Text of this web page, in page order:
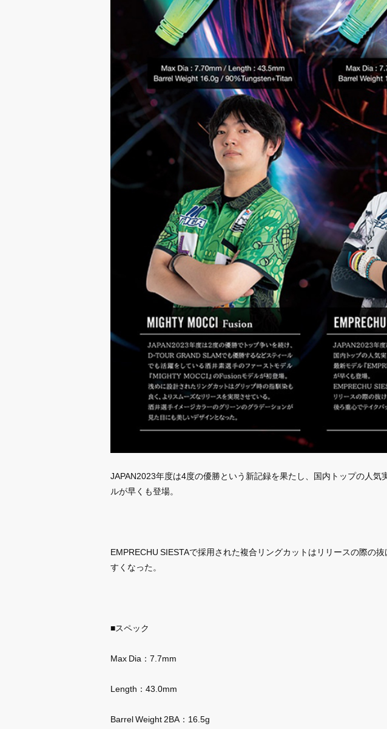
JAPAN2023年度は4度の優勝という新記録を果たし、国内トップの人気
ルが早くも登場。
EMPRECHU SIESTAで採用された複合リングカットはリリースの際の
すくなった。
■スペック
Max Dia：7.7mm
Length：43.0mm
Barrel Weight 2BA：16.5g